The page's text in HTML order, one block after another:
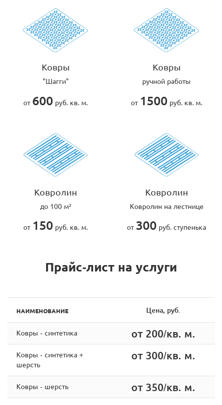
Ковры
"Шагги"
от 600 руб. кв. м.
Ковры
ручной работы
от 1500 руб. кв. м.
Ковролин
до 100 м²
от 150 руб. кв. м.
Ковролин
Ковролин на лестнице
от 300 руб. ступенька
Прайс-лист на услуги
НАИМЕНОВАНИЕ Цена, руб.
Ковры - синтетика от 200/кв. м.
Ковры - синтетика +
шерсть
от 300/кв. м.
Ковры - шерсть от 350/кв. м.